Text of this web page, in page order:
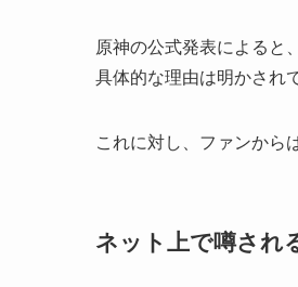
原神の公式発表によると
具体的な理由は明かされ
これに対し、ファンから
ネット上で噂され